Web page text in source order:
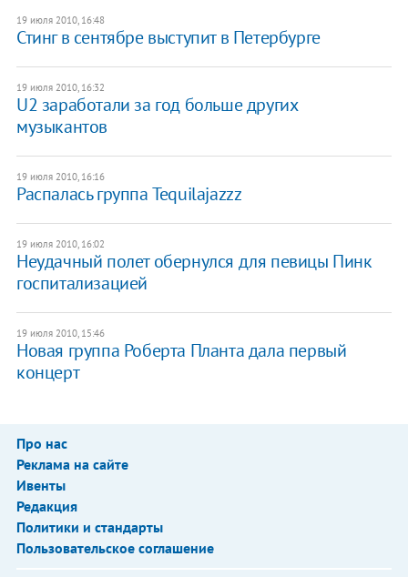
19 июля 2010, 16:48
Стинг в сентябре выступит в Петербурге
19 июля 2010, 16:32
U2 заработали за год больше других
музыкантов
19 июля 2010, 16:16
Распалась группа Tequilajazzz
19 июля 2010, 16:02
Неудачный полет обернулся для певицы Пинк
госпитализацией
19 июля 2010, 15:46
Новая группа Роберта Планта дала первый
концерт
Про нас
Реклама на сайте
Ивенты
Редакция
Политики и стандарты
Пользовательское соглашение